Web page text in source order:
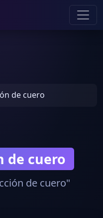
de cuero
de cuero
de cuero"